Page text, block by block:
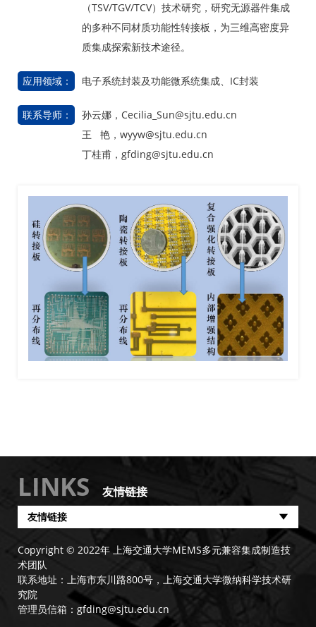
（TSV/TGV/TCV）技术研究，研究无源器件集成
的多种不同材质功能性转接板，为三维高密度异
质集成探索新技术途径。
应用领域： 电子系统封装及功能微系统集成、IC封装
联系导师：
孙云娜，Cecilia_Sun@sjtu.edu.cn
王 艳，wyyw@sjtu.edu.cn
丁桂甫，gfding@sjtu.edu.cn
LINKS 友情链接
友情链接
Copyright © 2022年 上海交通大学MEMS多元兼容集成制造技
术团队
联系地址：上海市东川路800号，上海交通大学微纳科学技术研
究院
管理员信箱： gfding@sjtu.edu.cn